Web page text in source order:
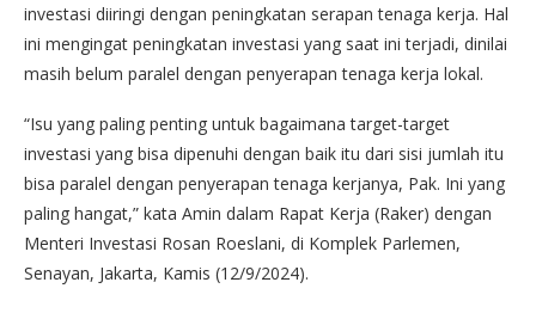
investasi diiringi dengan peningkatan serapan tenaga kerja. Hal
ini mengingat peningkatan investasi yang saat ini terjadi, dinilai
masih belum paralel dengan penyerapan tenaga kerja lokal.
“Isu yang paling penting untuk bagaimana target-target
investasi yang bisa dipenuhi dengan baik itu dari sisi jumlah itu
bisa paralel dengan penyerapan tenaga kerjanya, Pak. Ini yang
paling hangat,” kata Amin dalam Rapat Kerja (Raker) dengan
Menteri Investasi Rosan Roeslani, di Komplek Parlemen,
Senayan, Jakarta, Kamis (12/9/2024).